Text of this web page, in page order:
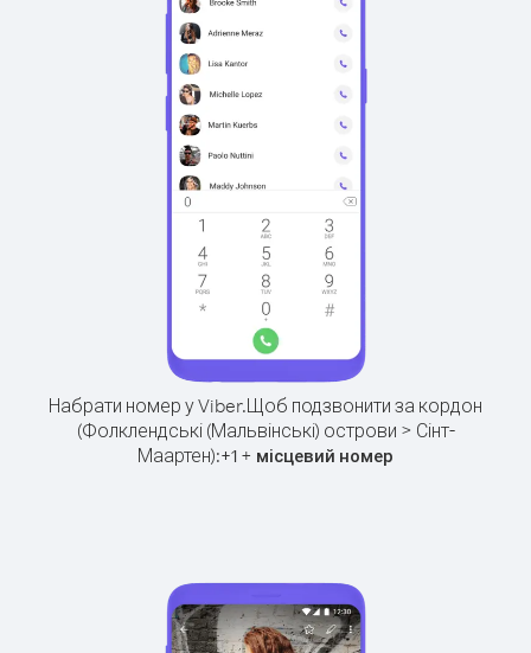
Набрати номер у Viber.Щоб подзвонити за кордон
(Фолклендські (Мальвінські) острови > Сінт-
Маартен):+1 + місцевий номер